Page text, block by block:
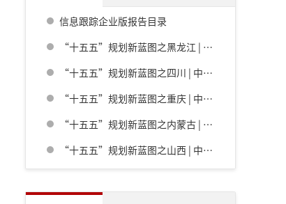
信息跟踪企业版报告目录
“十五五”规划新蓝图之黑龙江 | 中共黑龙江省委关于制定国民经济和社会发展第十五个五年规划的建议
“十五五”规划新蓝图之四川 | 中共四川省委关于制定四川省国民经济和社会发展第十五个五年规划的建议
“十五五”规划新蓝图之重庆 | 中共重庆市委关于制定重庆市国民经济和社会发展第十五个五年规划的建议
“十五五”规划新蓝图之内蒙古 | 内蒙古自治区党委关于制定国民经济和社会发展第十五个五年规划的建议
“十五五”规划新蓝图之山西 | 中共山西省委关于制定山西省国民经济和社会发展第十五个五年规划的建议